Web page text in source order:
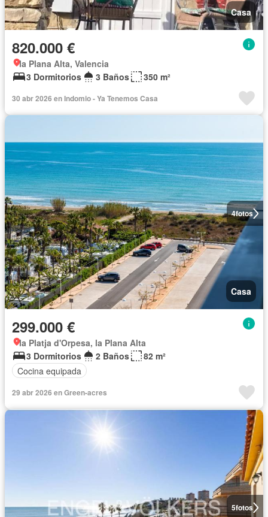
Casa
820.000 €
la Plana Alta, Valencia
3 Dormitorios
3 Baños 350 m²
30 abr 2026 en Indomio - Ya Tenemos Casa
4fotos
Casa
299.000 €
la Platja d'Orpesa, la Plana Alta
3 Dormitorios
2 Baños
82 m²
Cocina equipada
29 abr 2026 en Green-acres
5fotos